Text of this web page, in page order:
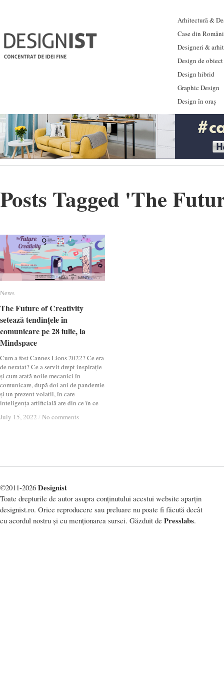
Arhitectură &
Case din
Designeri &
Design de obiect
Design hibrid
Graphic Design
Design în oraș
Posts Tagged 'The
News
The Future of Creativity
setează tendințele în
comunicare pe 28 iulie, la
Mindspace
Cum a fost Cannes Lions 2022? Ce era
de neratat? Ce a servit drept inspirație
și cum arată noile mecanici în
comunicare, după doi ani de pandemie
și un prezent volatil, în care
inteligența artificială are din ce în ce
July 15, 2022 / No comments
News
The Future of Creativity
setează tendințele în
comunicare pe 28 iulie, la
Mindspace
July 15, 2022 / No comments
©2011-2026 Designist
Toate drepturile de autor asupra conținutului acestui website aparțin
designist.ro. Orice reproducere sau preluare nu poate fi făcută decât
cu acordul nostru și cu menționarea sursei. Găzduit de Presslabs.